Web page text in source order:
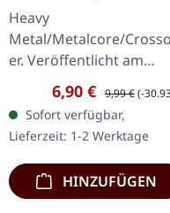
Heavy
Metal/Metalcore/
er. Veröffentlicht am
08.02.2008, auf Supreme
Chaos Records. CD im
Jewelcase mit 12-seitigem
Booklet. Subterfuge
Carver…
Verkaufspreis:
6,90 € Regulärer
9,99 €(-
Sofort verfügbar,
Lieferzeit: 1-2 Werktage
HINZUFÜGEN